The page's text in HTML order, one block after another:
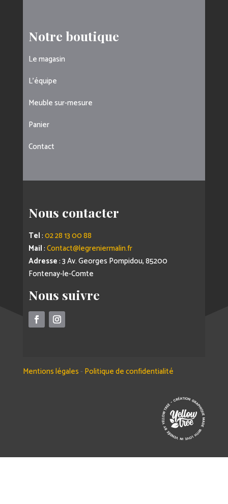
Notre boutique
Le magasin
L’équipe
Meuble sur-mesure
Panier
Contact
Nous contacter
Tel:02 28 13 00 88
Mail:Contact@legreniermalin.fr
Adresse: 3 Av. Georges Pompidou, 85200
Fontenay-le-Comte
Nous suivre
Mentions légales - Politique de confidentialité